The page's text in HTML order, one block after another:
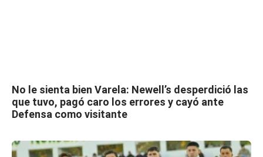
No le sienta bien Varela: Newell’s desperdició las
que tuvo, pagó caro los errores y cayó ante
Defensa como visitante